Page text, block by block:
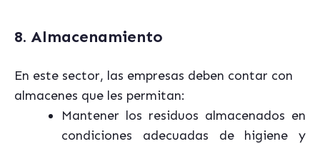
8. Almacenamiento
En este sector, las empresas deben contar con
almacenes que les permitan:
Mantener los residuos almacenados en
condiciones adecuadas de higiene y